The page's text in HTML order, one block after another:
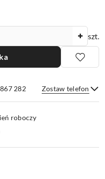
szt.
282 Zostaw telefon
roboczy